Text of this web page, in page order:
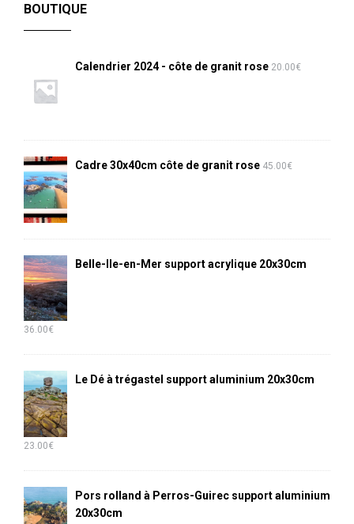
BOUTIQUE
Calendrier 2024 - côte de granit rose 20.00€
Cadre 30x40cm côte de granit rose 45.00€
Belle-Ile-en-Mer support acrylique 20x30cm
36.00€
Le Dé à trégastel support aluminium 20x30cm
23.00€
Pors rolland à Perros-Guirec support aluminium
20x30cm